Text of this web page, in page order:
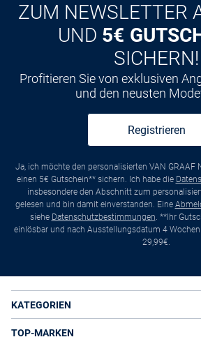
ZUM NEWSLETTER
UND 5€
SICHERN!
Profitieren Sie von exklusiven
und den neusten
Registrieren
Ja, ich möchte den personalisierten VAN GRAAF
einen 5€ Gutschein** sichern. Ich habe die
insbesondere den Abschnitt zum
gelesen und bin damit einverstanden. Eine
siehe Datenschutzbestimmungen. **Ihr
einlösbar und nach Ausstellungsdatum 4
29,99€.
KATEGORIEN
TOP-MARKEN